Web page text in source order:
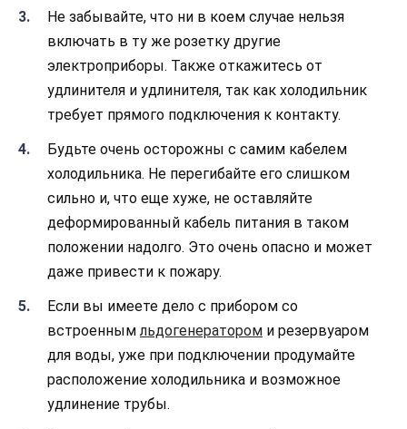
Не забывайте, что ни в коем случае нельзя
включать в ту же розетку другие
электроприборы. Также откажитесь от
удлинителя и удлинителя, так как холодильник
требует прямого подключения к контакту.
Будьте очень осторожны с самим кабелем
холодильника. Не перегибайте его слишком
сильно и, что еще хуже, не оставляйте
деформированный кабель питания в таком
положении надолго. Это очень опасно и может
даже привести к пожару.
Если вы имеете дело с прибором со
встроеннымльдогенератором и резервуаром
для воды, уже при подключении продумайте
расположение холодильника и возможное
удлинение трубы.